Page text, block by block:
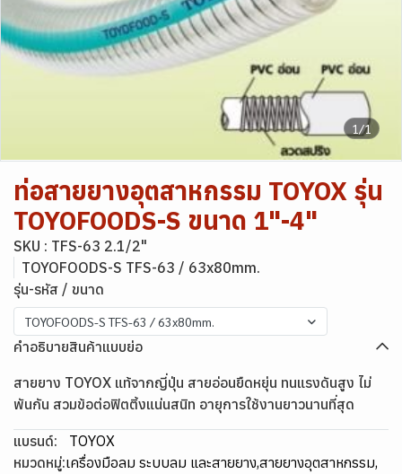
1/1
ท่อสายยางอุตสาหกรรม TOYOX รุ่น
TOYOFOODS-S ขนาด 1"-4"
SKU : TFS-63 2.1/2"
TOYOFOODS-S TFS-63 / 63x80mm.
รุ่น-รหัส / ขนาด
TOYOFOODS-S TFS-63 / 63x80mm.
คำอธิบายสินค้าแบบย่อ
สายยาง TOYOX แท้จากญี่ปุ่น สายอ่อนยืดหยุ่น ทนแรงดันสูง ไม่
พันกัน สวมข้อต่อฟิตติ้งแน่นสนิท อายุการใช้งานยาวนานที่สุด
แบรนด์:
TOYOX
หมวดหมู่:เครื่องมือลม ระบบลม และสายยาง,สายยางอุตสาหกรรม,